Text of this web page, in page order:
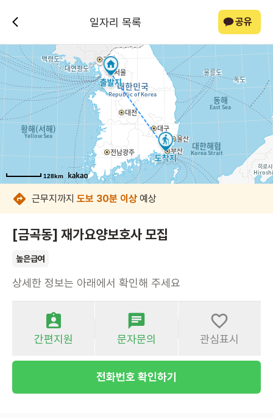
일자리 목록 공유
128km
128km
128km
128km
128km
128km
128km
128km
근무지까지 도보 30분 이상 예상
[금곡동] 재가요양보호사 모집
높은급여
상세한 정보는 아래에서 확인해 주세요
간편지원 문자문의 관심표시
전화번호 확인하기